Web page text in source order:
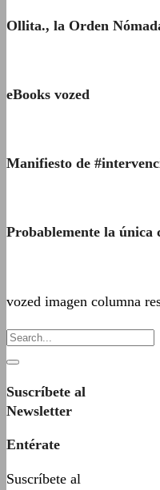
Ollita., la Orden
eBooks vozed
Manifiesto de
Probablemente la
vozed imagen columna
Suscríbete al
Newsletter
Entérate
Suscríbete al